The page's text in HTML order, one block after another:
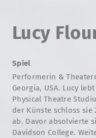
Lucy
Spiel
Performerin &
Georgia, USA. Lucy
Physical Theatre
der Künste schloss
ab. Davor absolvierte
Davidson College.